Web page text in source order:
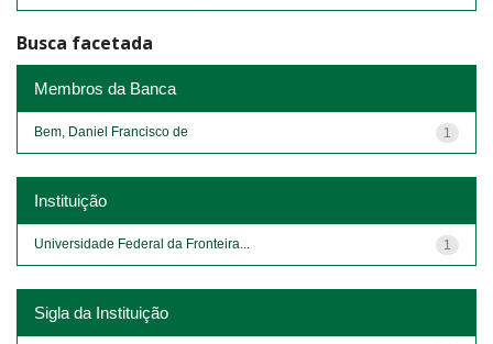
Busca facetada
Membros da Banca
1
Bem, Daniel Francisco de
Instituição
1
Universidade Federal da Fronteira...
Sigla da Instituição